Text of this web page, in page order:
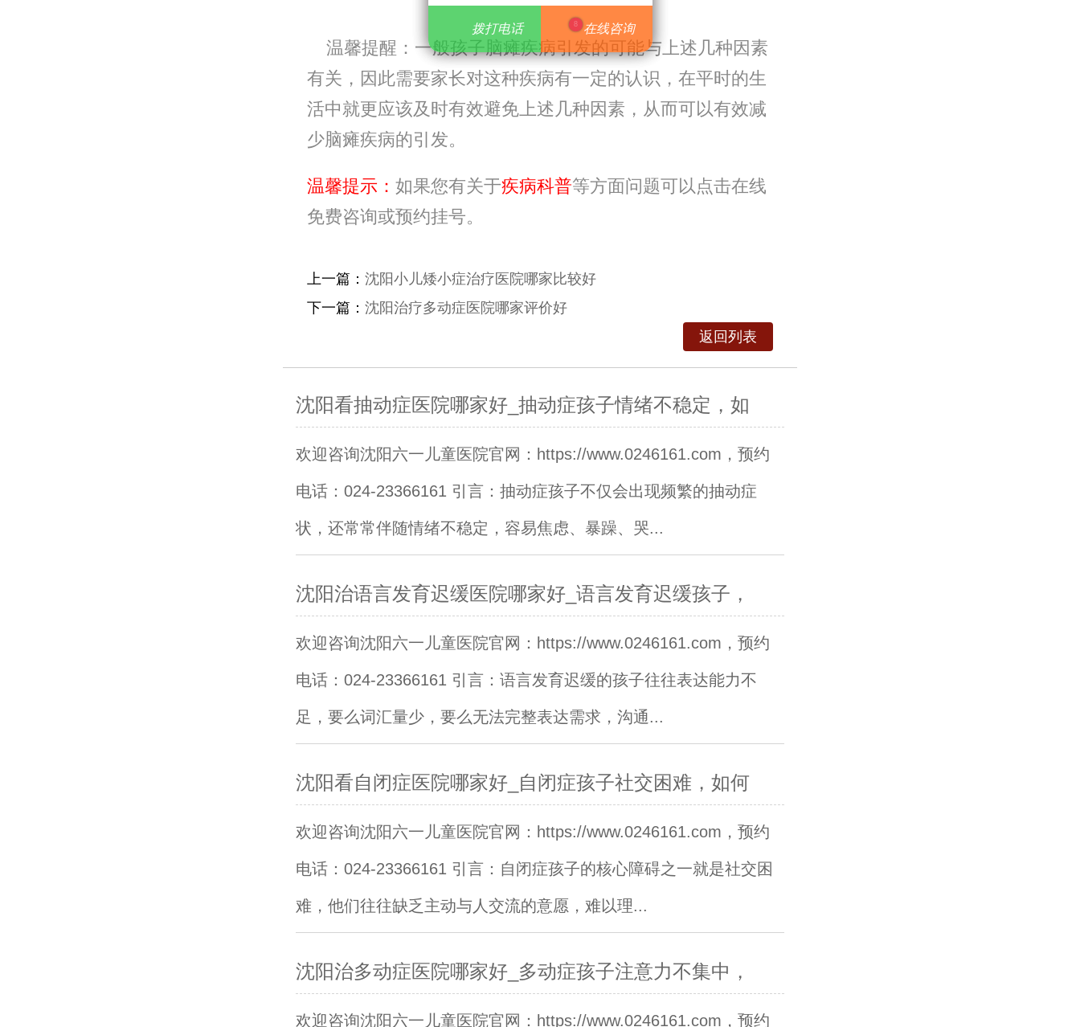
温馨提醒：一般孩子脑瘫疾病引发的可能与上述几种因素
有关，因此需要家长对这种疾病有一定的认识，在平时的生
活中就更应该及时有效避免上述几种因素，从而可以有效减
少脑瘫疾病的引发。
即给您回电。
拨打电话 8 在线咨询
温馨提示： 如果您有关于疾病科普等方面问题可以点击在线
免费咨询或预约挂号。
上一篇： 沈阳小儿矮小症治疗医院哪家比较好
下一篇： 沈阳治疗多动症医院哪家评价好
返回列表
沈阳看抽动症医院哪家好_抽动症孩子情绪不稳定，如
欢迎咨询沈阳六一儿童医院官网：https://www.0246161.com，预约
电话：024-23366161 引言：抽动症孩子不仅会出现频繁的抽动症
状，还常常伴随情绪不稳定，容易焦虑、暴躁、哭...
沈阳治语言发育迟缓医院哪家好_语言发育迟缓孩子，
欢迎咨询沈阳六一儿童医院官网：https://www.0246161.com，预约
电话：024-23366161 引言：语言发育迟缓的孩子往往表达能力不
足，要么词汇量少，要么无法完整表达需求，沟通...
沈阳看自闭症医院哪家好_自闭症孩子社交困难，如何
欢迎咨询沈阳六一儿童医院官网：https://www.0246161.com，预约
电话：024-23366161 引言：自闭症孩子的核心障碍之一就是社交困
难，他们往往缺乏主动与人交流的意愿，难以理...
沈阳治多动症医院哪家好_多动症孩子注意力不集中，
欢迎咨询沈阳六一儿童医院官网：https://www.0246161.com，预约
拨打电话 在线咨询